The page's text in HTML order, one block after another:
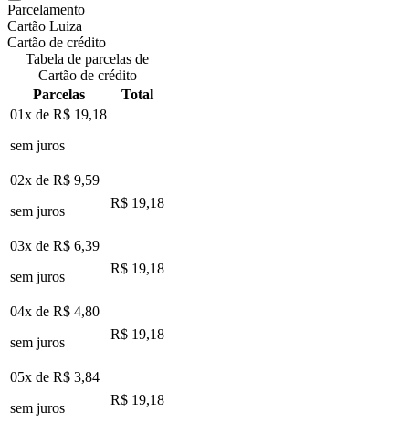
Parcelamento
Cartão Luiza
Cartão de crédito
Tabela de parcelas de
Cartão de crédito
Parcelas
Total
01x de R$ 19,18
sem juros
02x de R$ 9,59
sem juros
R$ 19,18
03x de R$ 6,39
sem juros
R$ 19,18
04x de R$ 4,80
sem juros
R$ 19,18
05x de R$ 3,84
sem juros
R$ 19,18